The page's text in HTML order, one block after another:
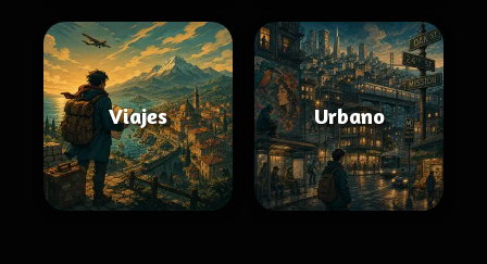
Viajes Urbano